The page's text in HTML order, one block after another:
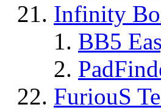
Infinity
BB5
FuriouS